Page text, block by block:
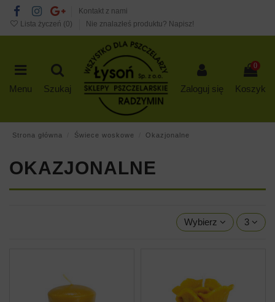
Kontakt z nami
Lista życzeń (0) Nie znalazłeś produktu? Napisz!
Menu Szukaj Zaloguj się
0
Koszyk
Strona główna Świece woskowe Okazjonalne
OKAZJONALNE
Wybierz 3